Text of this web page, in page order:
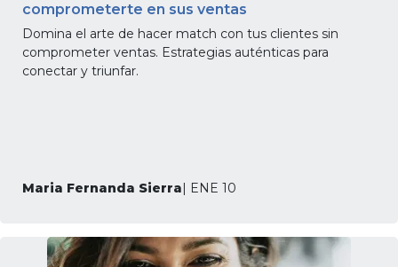
comprometerte en sus ventas
Domina el arte de hacer match con tus clientes sin
comprometer ventas. Estrategias auténticas para
conectar y triunfar.
Maria Fernanda Sierra| ENE 10